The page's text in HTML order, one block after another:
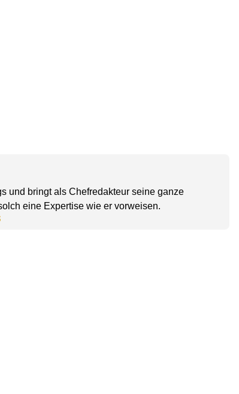
und bringt als Chefredakteur seine ganze
eine Expertise wie er vorweisen.